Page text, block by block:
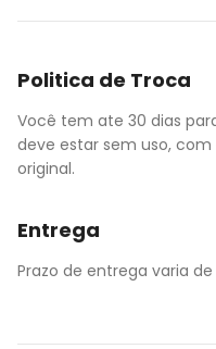
Politica de Troca
Você tem ate 30 dias
deve estar sem uso,
original.
Entrega
Prazo de entrega varia